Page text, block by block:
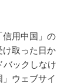
信用中国」の
け取った日か
バックしなけ
ウェブサイ